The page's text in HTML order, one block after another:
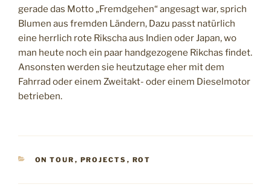
gerade das Motto „Fremdgehen“ angesagt war, sprich
Blumen aus fremden Ländern, Dazu passt natürlich
eine herrlich rote Rikscha aus Indien oder Japan, wo
man heute noch ein paar handgezogene Rikchas findet.
Ansonsten werden sie heutzutage eher mit dem
Fahrrad oder einem Zweitakt- oder einem Dieselmotor
betrieben.
KATEGORIEN
ON TOUR , PROJECTS , ROT